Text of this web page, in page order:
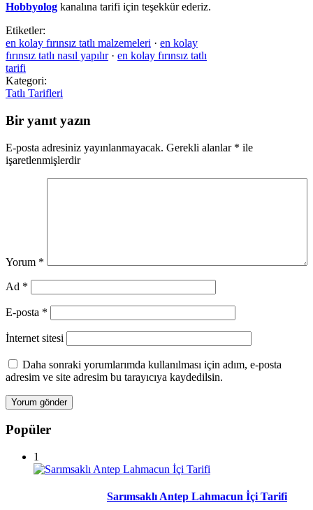
Hobbyolog kanalına tarifi için teşekkür ederiz.
Etiketler:
en kolay fırınsız tatlı malzemeleri · en kolay
fırınsız tatlı nasıl yapılır· en kolay fırınsız tatlı
tarifi
Kategori:
Tatlı Tarifleri
Bir yanıt yazın
E-posta adresiniz yayınlanmayacak. Gerekli alanlar * ile
işaretlenmişlerdir
Yorum *
Ad *
E-posta *
İnternet sitesi
Daha sonraki yorumlarımda kullanılması için adım, e-posta
adresim ve site adresim bu tarayıcıya kaydedilsin.
Popüler
1
Sarımsaklı Antep Lahmacun İçi Tarifi